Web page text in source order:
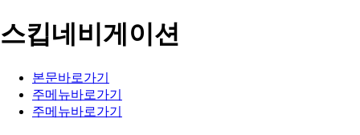
스킵네비게이션
본문바로가기
주메뉴바로가기
주메뉴바로가기